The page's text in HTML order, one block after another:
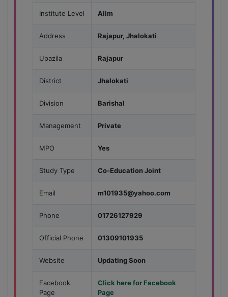
Institute Level Alim
Address Rajapur, Jhalokati
Upazila Rajapur
District Jhalokati
Division Barishal
Management Private
MPO Yes
Study Type Co-Education Joint
Email m101935@yahoo.com
Phone 01726127929
Official Phone 01309101935
Website Updating Soon
Facebook
Page
Click here for Facebook
Page